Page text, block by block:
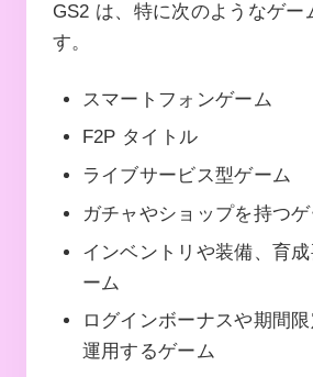
GS2 は、特に次のようなゲー
す。
スマートフォンゲーム
F2P タイトル
ライブサービス型ゲーム
ガチャやショップを持つ
インベントリや装備、育
ーム
ログインボーナスや期間
運用するゲーム